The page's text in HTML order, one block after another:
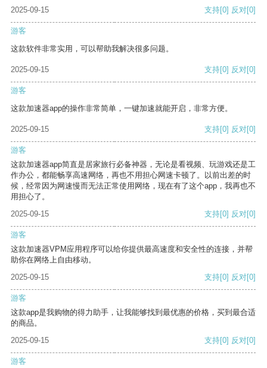
2025-09-15 支持[0] 反对[0]
游客
这款软件非常实用，可以帮助我解决很多问题。
2025-09-15 支持[0] 反对[0]
游客
这款加速器app的操作非常简单，一键加速就能开启，非常方便。
2025-09-15 支持[0] 反对[0]
游客
这款加速器app简直是居家旅行必备神器，无论是看视频、玩游戏还是工
作办公，都能畅享高速网络，再也不用担心网速卡顿了。以前出差的时
候，经常因为网速慢而无法正常使用网络，现在有了这个app，我再也不
用担心了。
2025-09-15
支持[0] 反对[0]
游客
这款加速器VPM应用程序可以给你提供最高速度和安全性的连接，并帮
助你在网络上自由移动。
2025-09-15
支持[0] 反对[0]
游客
这款app是我购物的得力助手，让我能够找到最优惠的价格，买到最合适
的商品。
2025-09-15
支持[0] 反对[0]
游客